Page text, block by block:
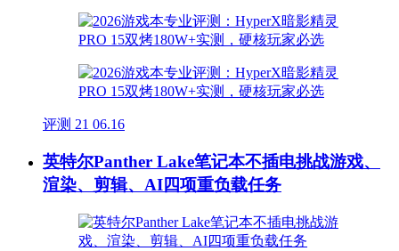
评测 21 06.16
英特尔Panther Lake笔记本不插电挑战游戏、
渲染、剪辑、AI四项重负载任务